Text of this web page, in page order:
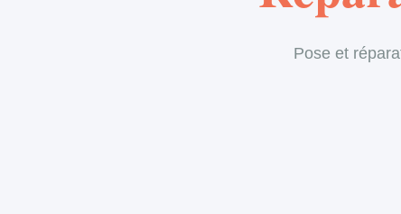
Pose et